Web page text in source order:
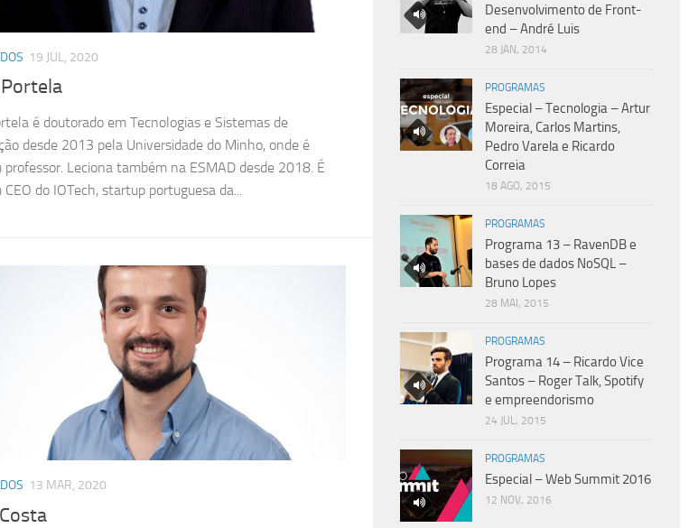
19 JUL, 2020
é doutorado em Tecnologias e Sistemas de
desde 2013 pela Universidade do Minho, onde é
Leciona também na ESMAD desde 2018. É
do IOTech, startup portuguesa da...
13 MAR, 2020
Desenvolvimento de Front-
end – André Luis
28 JAN, 2014
PROGRAMAS
Especial – Tecnologia – Artur
Moreira, Carlos Martins,
Pedro Varela e Ricardo
Correia
18 AGO, 2015
PROGRAMAS
Programa 13 – RavenDB e
bases de dados NoSQL –
Bruno Lopes
28 MAI, 2015
PROGRAMAS
Programa 14 – Ricardo Vice
Santos – Roger Talk, Spotify
e empreendorismo
24 JUL, 2015
PROGRAMAS
Especial – Web Summit 2016
12 NOV, 2016